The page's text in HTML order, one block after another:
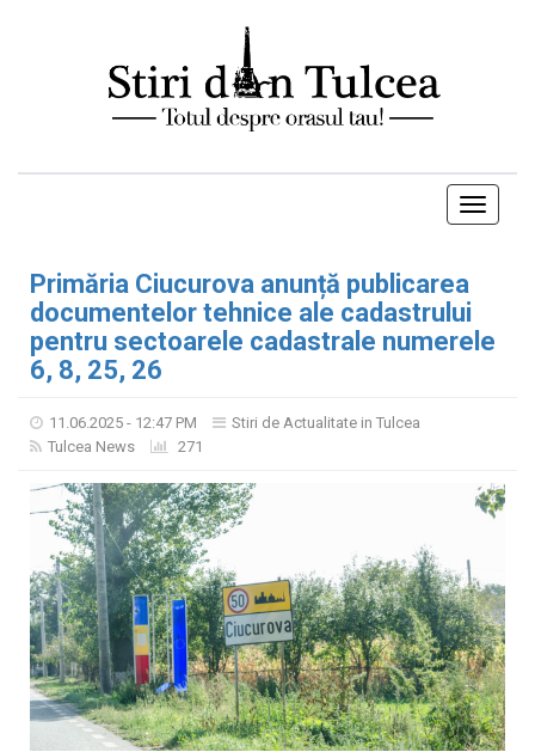
Toggle
Primăria Ciucurova anunță publicarea
documentelor tehnice ale cadastrului
pentru sectoarele cadastrale numerele
6, 8, 25, 26
11.06.2025 - 12:47 PM
Stiri de Actualitate in Tulcea
Tulcea News
271